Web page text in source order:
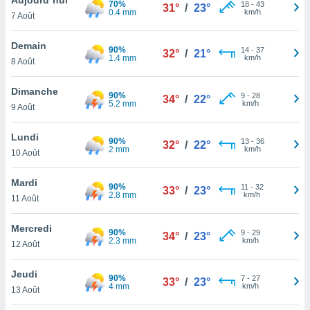
et
»,
au
vous
qu'ils
ou
le
ainsi
un
la
du
7 Août
70%
0.4 mm
31° / 23° 18- 43
km/h
Demain
8 Août
90%
1.4 mm
32° / 21° 14- 37
km/h
Dimanche
9 Août
90%
5.2 mm
34° / 22° 9- 28
km/h
Lundi
10 Août
90%
2 mm
32° / 22° 13- 36
km/h
Mardi
11 Août
90%
2.8 mm
33° / 23° 11 - 32
km/h
Mercredi
12 Août
90%
2.3 mm
34° / 23° 9- 29
km/h
Jeudi
13 Août
90%
4 mm
33° / 23° 7- 27
km/h